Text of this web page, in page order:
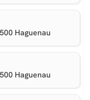
Haguenau
Haguenau